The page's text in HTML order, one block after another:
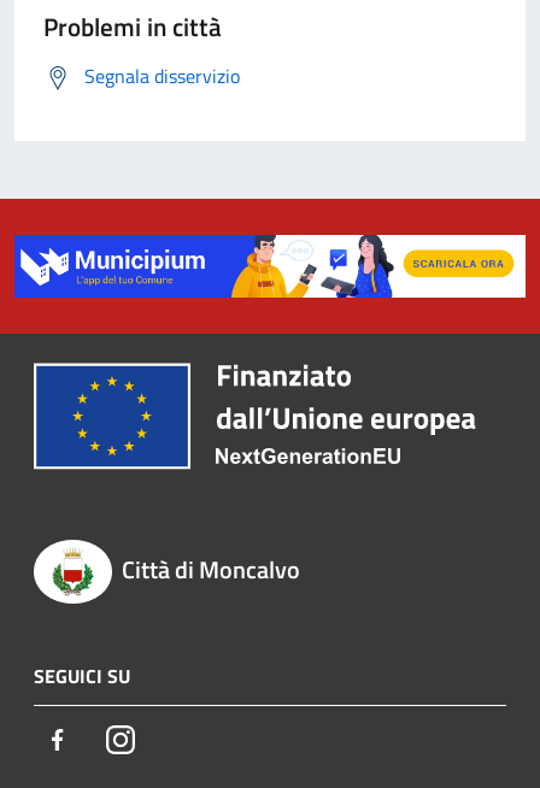
Problemi in città
Segnala disservizio
Città di Moncalvo
SEGUICI SU
FacebookInstagram